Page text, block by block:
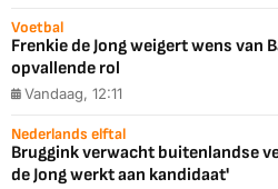
Voetbal
Frenkie de Jong weigert wens van
opvallende rol
Vandaag, 12:11
Nederlands elftal
Bruggink verwacht buitenlandse
de Jong werkt aan kandidaat'